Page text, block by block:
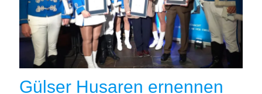
Gülser Husaren ernennen